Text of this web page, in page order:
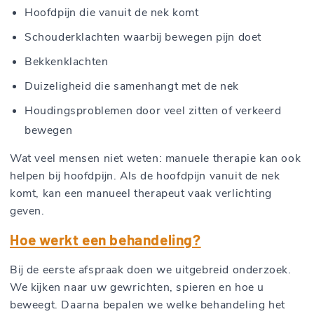
Hoofdpijn die vanuit de nek komt
Schouderklachten waarbij bewegen pijn doet
Bekkenklachten
Duizeligheid die samenhangt met de nek
Houdingsproblemen door veel zitten of verkeerd
bewegen
Wat veel mensen niet weten: manuele therapie kan ook
helpen bij hoofdpijn. Als de hoofdpijn vanuit de nek
komt, kan een manueel therapeut vaak verlichting
geven.
Hoe werkt een behandeling?
Bij de eerste afspraak doen we uitgebreid onderzoek.
We kijken naar uw gewrichten, spieren en hoe u
beweegt. Daarna bepalen we welke behandeling het